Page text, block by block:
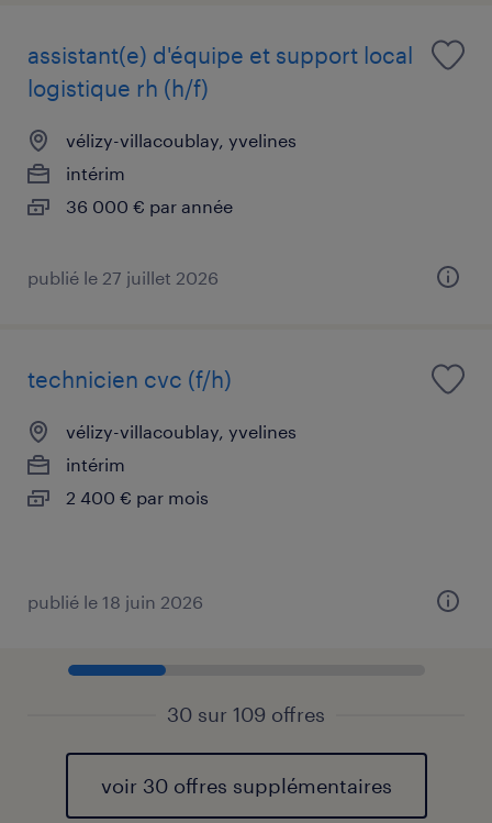
assistant(e) d'équipe et support local
logistique rh (h/f)
vélizy-villacoublay, yvelines
intérim
36 000 € par année
publié le 27 juillet 2026
technicien cvc (f/h)
vélizy-villacoublay, yvelines
intérim
2 400 € par mois
publié le 18 juin 2026
30 sur 109 offres
voir 30 offres supplémentaires